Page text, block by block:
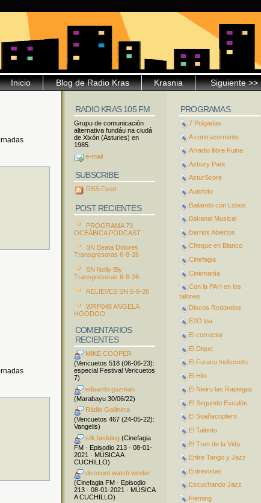
Siguiente >>
Krasnia
Blog de Radio Kras
Inicio
PROGRAMAS
7 Pulgadas
A contracorriente
Arradio llibre Fuina
Asbury Park
AsturScore
Autofoto
Bailando con Lobos
Bakanal Musical
Barrios Abiertos
Cheque en Blanco
Cinefagia
Cinemanía
Con la PAH en los
talones
Discos Redondos
E2O lpa
El corrector
El Dique
El Furacu Indiscretu
El Hilo
El Nieiru las Rapiegas
El Segundo Escalón
El Suañacoptero
El Talento
El Tren de la Vida
Entre Tango y Jazz
Entrevistas
Escuchando Jazz
Fleming
RADIO KRAS 105 FM
Grupu de comunicación
alternativa fundáu na ciudá
de Xixón (Asturies) en
1985.
e-mail
SUBSCRIBE
RSS Feed
POST RECIENTES
PROGRAMA 79
OCEÁBICA PODCAST
SN Beata Dolores
Transgresoras 6-8-26
SN Nelly Bly
Transgresoras 6-8-26-
RELIEVES SN 6-8-26
WRP048 ANGELA
HOODOO
COMENTARIOS
RECIENTES
MIKE COOPER
(Vericuetos 518 (06-06-23):
especial Festival Vericuetos
7)
eduardo guzman
(Marabayu 30/06/22)
Ràdio Gallinera
(Vericuetos 467 (24-05-22):
Vangelis)
silk bedding (Cinefagia
FM · Episodio 213 · 08-01-
2021 · MÚSICA A
CUCHILLO)
discount watch winder
(Cinefagia FM · Episodio
213 · 08-01-2021 · MÚSICA
A CUCHILLO)